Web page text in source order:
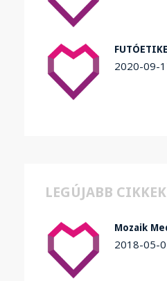
2020-09-
LEGÚJABB CIKKEK
Mozaik
2018-05-